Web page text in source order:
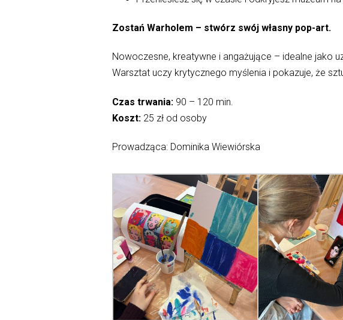
Zostań Warholem – stwórz swój własny pop-art.
Nowoczesne, kreatywne i angażujące – idealne jako
Warsztat uczy krytycznego myślenia i pokazuje, że
Czas trwania:90 – 120 min.
Koszt:25 zł od osoby
Prowadząca: Dominika Wiewiórska